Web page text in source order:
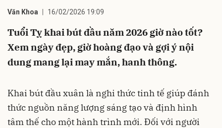
Văn Khoa 16/02/2026 19:09
Tuổi Tỵ khai bút đầu năm 2026 giờ nào tốt?
Xem ngày đẹp, giờ hoàng đạo và gợi ý nội
dung mang lại may mắn, hanh thông.
Khai bút đầu xuân là nghi thức tinh tế giúp đánh
thức nguồn năng lượng sáng tạo và định hình
tâm thế cho một hành trình mới. Đối với người
Hủy Gửi